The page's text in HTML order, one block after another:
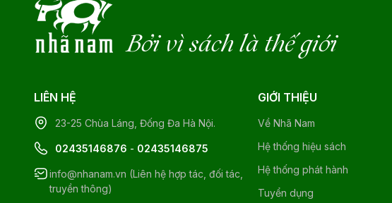
Bởi vì sách là thế giới
LIÊN HỆ
23-25 Chùa Láng, Đống Đa Hà Nội.
02435146876 - 02435146875
info@nhanam.vn (Liên hệ hợp tác, đối tác,
truyền thông)
GIỚI THIỆU
Về Nhã Nam
Hệ thống hiệu sách
Hệ thống phát hành
Tuyển dụng